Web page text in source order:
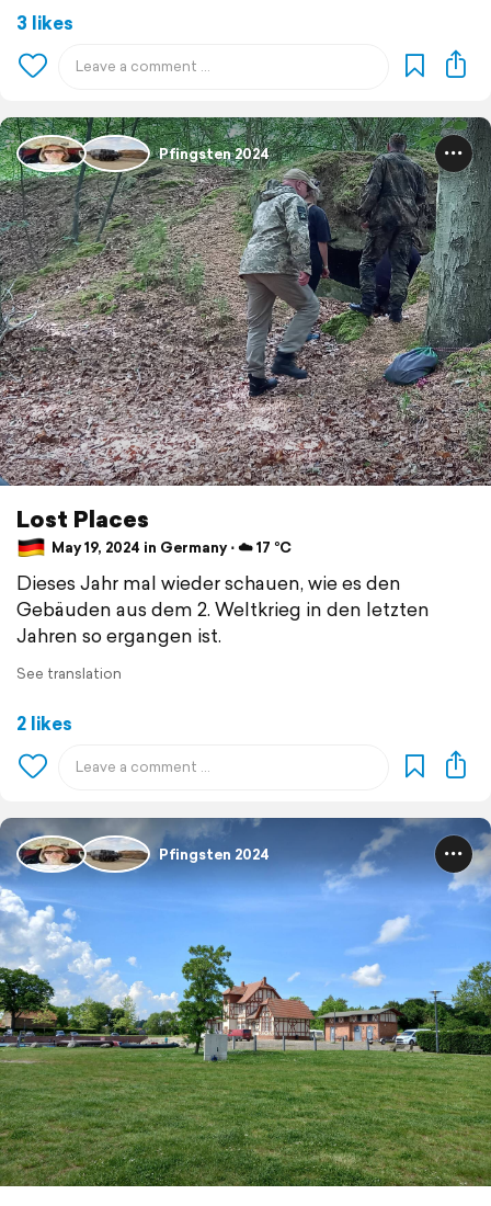
3 likes
Pfingsten 2024
Lost Places
May 19, 2024 in Germany ⋅ ☁️ 17 °C
Dieses Jahr mal wieder schauen, wie es den
Gebäuden aus dem 2. Weltkrieg in den letzten
Jahren so ergangen ist.
See translation
2 likes
Pfingsten 2024